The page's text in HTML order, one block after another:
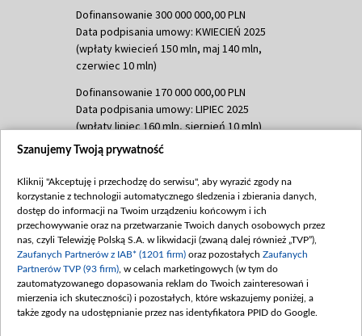
Dofinansowanie 300 000 000,00 PLN
Data podpisania umowy: KWIECIEŃ 2025
(wpłaty kwiecień 150 mln, maj 140 mln,
czerwiec 10 mln)
Dofinansowanie 170 000 000,00 PLN
Data podpisania umowy: LIPIEC 2025
(wpłaty lipiec 160 mln, sierpień 10 mln)
Dofinansowanie 60 000 000,00 PLN
(wpłata wrzesień 60 mln)
Dofinansowanie 635 783 051,21 PLN
Data podpisania umowy: WRZESIEŃ 2025
(wpłata wrzesień 100 mln, październik 350
mln, listopad 265 mln)
Dofinansowanie 48 862 000,00 PLN
Data podpisania umowy: GRUDZIEŃ 2025
Szanujemy Twoją prywatność
Kliknij "Akceptuję i przechodzę do serwisu", aby wyrazić zgody na
korzystanie z technologii automatycznego śledzenia i zbierania danych,
dostęp do informacji na Twoim urządzeniu końcowym i ich
przechowywanie oraz na przetwarzanie Twoich danych osobowych przez
nas, czyli Telewizję Polską S.A. w likwidacji (zwaną dalej również „TVP”),
Zaufanych Partnerów z IAB* (1201 firm) oraz pozostałych Zaufanych
Partnerów TVP (93 firm) , w celach marketingowych (w tym do
zautomatyzowanego dopasowania reklam do Twoich zainteresowań i
mierzenia ich skuteczności) i pozostałych, które wskazujemy poniżej, a
także zgody na udostępnianie przez nas identyfikatora PPID do Google.